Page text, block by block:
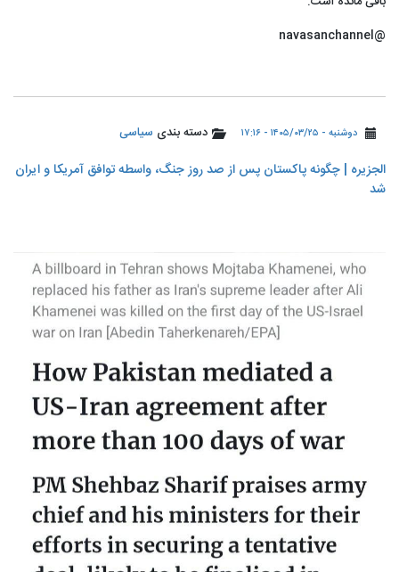
@navasanchannel
دوشنبه - ۱۴۰۵/۰۳/۲۵ - ۱۷:۱۶ دسته بندی سیاسی
الجزیره | چگونه پاکستان پس از صد روز جنگ، واسطه توافق آمریکا و ایران
شد